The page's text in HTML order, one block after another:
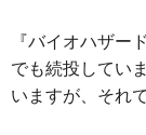
『バイオハザー
でも続投してい
いますが、それ